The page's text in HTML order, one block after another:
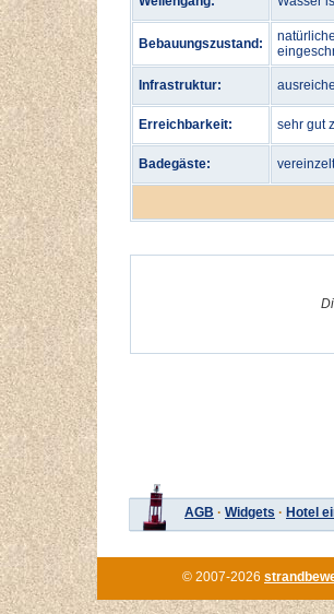
Bebauungszustand:
Infrastruktur:
Erreichbarkeit: sehr gut
Badegäste:
AGB · Widgets · Hotel
© 2007-2026